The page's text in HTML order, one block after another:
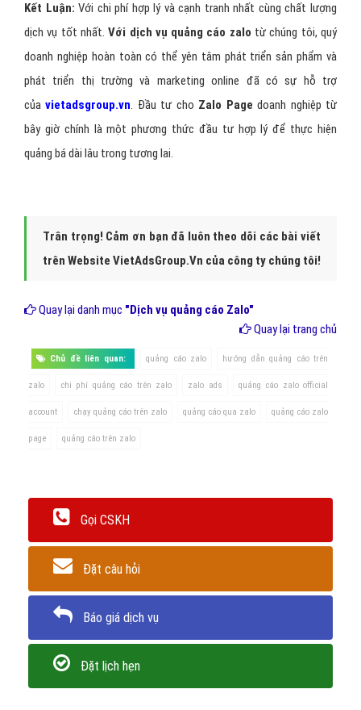
Kết Luận:Với chi phí hợp lý và cạnh tranh nhất cùng chất lượng
dịch vụ tốt nhất.Với dịch vụ quảng cáo zalo từ chúng tôi, quý
doanh nghiệp hoàn toàn có thể yên tâm phát triển sản phẩm và
phát triển thị trường và marketing online đã có sự hỗ trợ
củavietadsgroup.vn. Đầu tư cho Zalo Pagedoanh nghiệp từ
bây giờ chính là một phương thức đầu tư hợp lý để thực hiện
quảng bá dài lâu trong tương lai.
Trân trọng! Cảm ơn bạn đã luôn theo dõi các bài viết
trên Website VietAdsGroup.Vn của công ty chúng tôi!
Quay lại danh mục "Dịch vụ quảng cáo Zalo"
Quay lại trang chủ
Chủ đề liên quan: quảng cáo zalo hướng dẫn quảng cáo trên
zalo chi phí quảng cáo trên zalo zalo ads quảng cáo zalo official
account chạy quảng cáo trên zalo quảng cáo qua zalo quảng cáo zalo
page quảng cáo trên zalo
Gọi CSKH
Đặt câu hỏi
Báo giá dịch vụ
Đặt lịch hẹn